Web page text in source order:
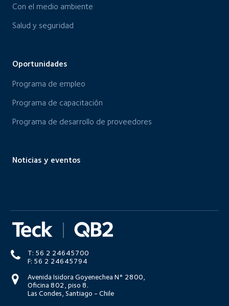
Con el medio ambiente
Salud y seguridad
Oportunidades
Programa de empleo
Programa de capacitación
Programa de desarrollo de proveedores
Noticias y eventos
T: 56 2 24645700
F: 56 2 24645794
Avenida Isidora Goyenechea N° 2800,
Oficina 802, piso 8.
Las Condes, Santiago - Chile